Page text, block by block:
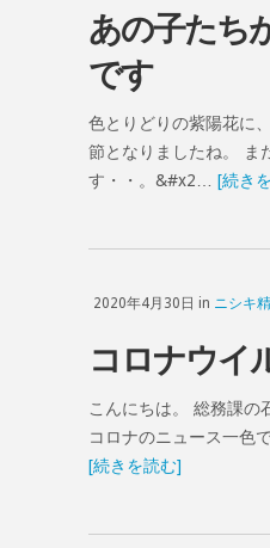
あの子たち
です
色とりどりの紫陽花に
節となりましたね。 ま
す・・。&#x2…
[続き
2020年4月30日 in ニシキ
コロナウイ
こんにちは。 総務課の
コロナのニュース一色
[続きを読む]